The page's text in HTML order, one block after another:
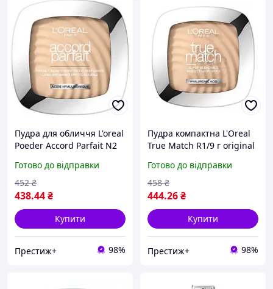
Пудра для обличчя L'oreal
Poeder Accord Parfait N2
Готово до відправки
438.44₴
452 ₴
Купити
Престиж+ 98%
Пудра компактна L'Oreal
True Match R1/9 г original
Готово до відправки
444.26₴
458 ₴
Купити
Престиж+ 98%